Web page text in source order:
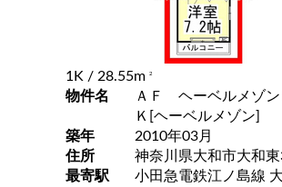
1K / 28.55m 2
物件名
ＡＦ ヘーベルメゾン
Ｋ[ヘーベルメゾン]
築年
2010年03月
住所
神奈川県大和市大和東
最寄駅
小田急電鉄江ノ島線 大和